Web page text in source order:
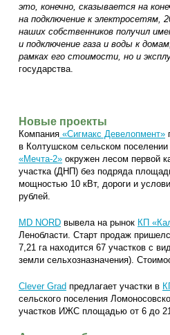
это, конечно, сказывается на
на подключение к электросетям,
наших собственников получил
и подключение газа и воды к
рамках его стоимости, но и
государства.
Новые проекты
Компания «Сигмакс Девелопмент»
в Колтушском сельском
«Мечта-2» окружен лесом первой
участка (ДНП) без подряда
мощностью 10 кВт, дороги и
рублей.
MD NORD вывела на рынок КП
Ленобласти. Старт продаж
7,21 га находится 67 участков с
земли сельхозназначения).
Clever Grad предлагает участки в
сельского поселения
участков ИЖС площадью от 6 до